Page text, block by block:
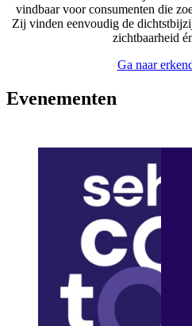
vindbaar voor consumenten die
Zij vinden eenvoudig de
zichtbaarheid
Ga naar
Evenementen